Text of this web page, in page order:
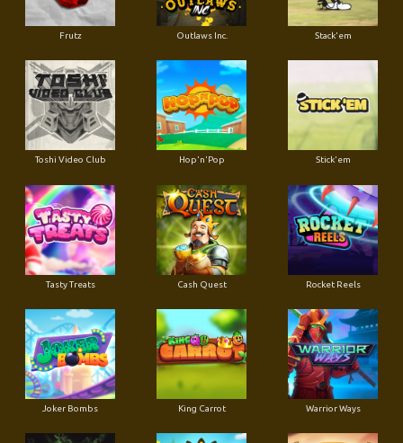
Frutz Outlaws Inc. Stack'em
Toshi Video Club Hop'n'Pop Stick'em
Tasty Treats Cash Quest Rocket Reels
Joker Bombs King Carrot Warrior Ways